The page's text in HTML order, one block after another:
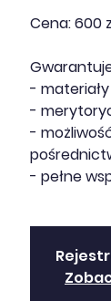
Cena: 600
-
-
-
- pełne